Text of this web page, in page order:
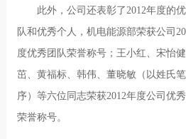
此外，公司还表彰了2012年度的优
队和优秀个人，机电能源部荣获公司
度优秀团队荣誉称号；王小红、宋怡
茁、黄福标、韩伟、董晓敏（以姓氏
序）等六位同志荣获2012年度公司优
荣誉称号。